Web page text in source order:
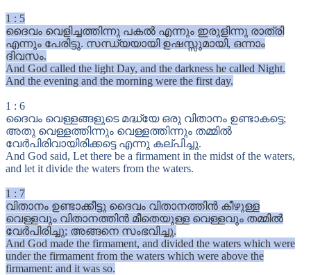
1 : 5
ദൈവം വെളിച്ചത്തിന്നു പകൽ എന്നും ഇരുളിന്നു രാത്രി
എന്നും പേരിട്ടു. സന്ധ്യയായി ഉഷസ്സുമായി, ഒന്നാം
ദിവസം.
And God called the light Day, and the darkness he called Night.
And the evening and the morning were the first day.
1 : 6
ദൈവം വെള്ളങ്ങളുടെ മദ്ധ്യേ ഒരു വിതാനം ഉണ്ടാകട്ടെ;
അതു വെള്ളത്തിന്നും വെള്ളത്തിന്നും തമ്മിൽ
വേർപിരിവായിരിക്കട്ടെ എന്നു കല്പിച്ചു.
And God said, Let there be a firmament in the midst of the waters,
and let it divide the waters from the waters.
1 : 7
വിതാനം ഉണ്ടാക്കീട്ടു ദൈവം വിതാനത്തിൻ കീഴുള്ള
വെള്ളവും വിതാനത്തിൻ മീതെയുള്ള വെള്ളവും തമ്മിൽ
വേർപിരിച്ചു; അങ്ങനെ സംഭവിച്ചു.
And God made the firmament, and divided the waters which were
under the firmament from the waters which were above the
firmament: and it was so.